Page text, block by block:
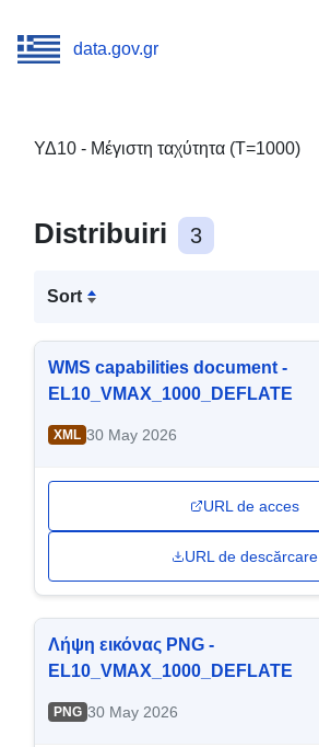
data.gov.gr
ΥΔ10 - Μέγιστη ταχύτητα (T=1000)
Distribuiri 3
Sort
WMS capabilities document -
EL10_VMAX_1000_DEFLATE
XML 30 May 2026
URL de acces
URL de descărcare
Λήψη εικόνας PNG -
EL10_VMAX_1000_DEFLATE
PNG 30 May 2026